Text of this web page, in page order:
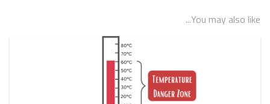
You may also like...